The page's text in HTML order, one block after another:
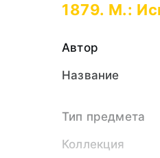
1879. М.:
Автор
Название
Тип предмета
Коллекция